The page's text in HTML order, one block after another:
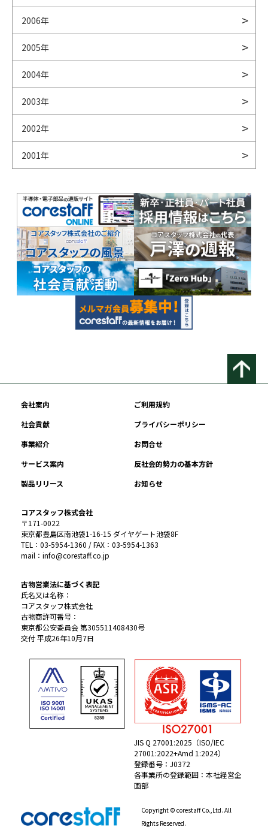
2006年
2005年
2004年
2003年
2002年
2001年
会社案内
ご利用規約
社会貢献
プライバシーポリシー
事業紹介
お問合せ
サービス案内
反社会的勢力の基本方針
製品リリース
お知らせ
コアスタッフ株式会社
〒171-0022
東京都豊島区南池袋1-16-15 ダイヤゲート池袋8F
TEL：03-5954-1360 / FAX：03-5954-1363
mail：info@corestaff.co.jp
古物営業法に基づく表記
氏名又は名称：
コアスタッフ株式会社
古物商許可番号：
東京都公安委員会 第305511408430号
交付 平成26年10月7日
JIS Q 27001:2025（ISO/IEC
27001:2022+Amd 1:2024）
登録番号：J0372
各事業所の登録範囲：本社経営企
画部
Copyright © corestaff Co.,Ltd. All
Rights Reserved.